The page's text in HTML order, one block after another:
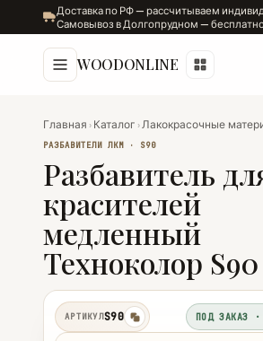
Доставка по РФ — рассчитываем
Самовывоз в Долгопрудном —
WOODONLINE
Главная › Каталог ›Лакокрасочные
РАЗБАВИТЕЛИ ЛКМ · S90
Разбавитель
красителей
медленный
Техноколор S90
АРТИКУЛS90
копировать
ПОД ЗАКАЗ